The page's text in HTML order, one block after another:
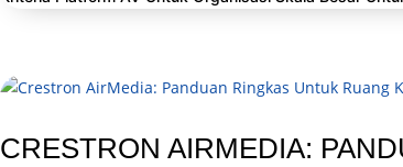
CRESTRON AIRMEDIA: